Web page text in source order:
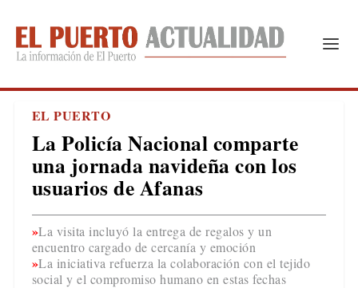
EL PUERTO
La Policía Nacional comparte
una jornada navideña con los
usuarios de Afanas
La visita incluyó la entrega de regalos y un
encuentro cargado de cercanía y emoción
La iniciativa refuerza la colaboración con el tejido
social y el compromiso humano en estas fechas